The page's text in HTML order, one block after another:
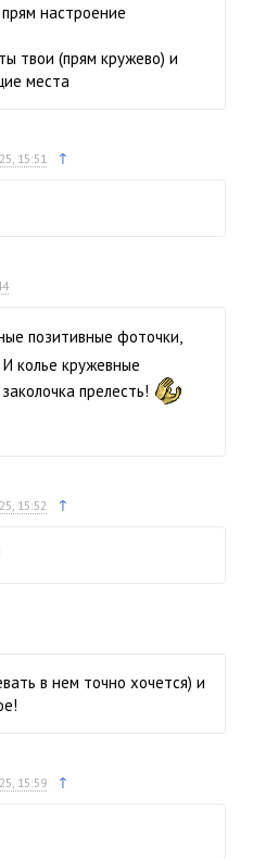
настроение
твои (прям кружево) и
места
15:51 ↑
позитивные фоточки,
колье кружевные
прелесть!
15:52 ↑
в нем точно хочется) и
15:59 ↑